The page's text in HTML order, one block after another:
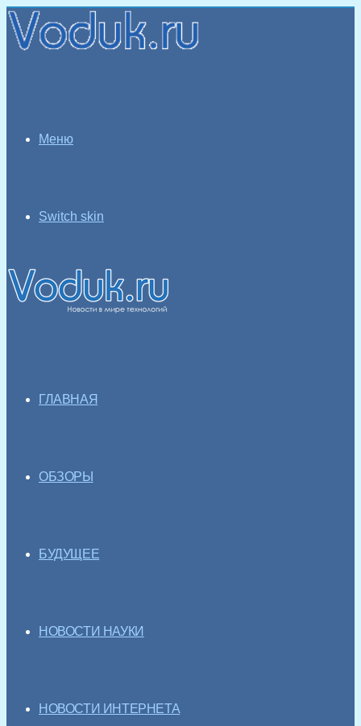
Меню
Switch skin
ГЛАВНАЯ
ОБЗОРЫ
БУДУЩЕЕ
НОВОСТИ НАУКИ
НОВОСТИ ИНТЕРНЕТА